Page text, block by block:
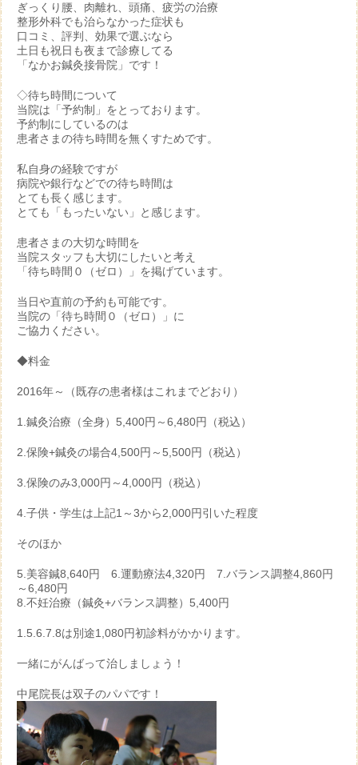
ぎっくり腰、肉離れ、頭痛、疲労の治療
整形外科でも治らなかった症状も
口コミ、評判、効果で選ぶなら
土日も祝日も夜まで診療してる
「なかお鍼灸接骨院」です！
◇待ち時間について
当院は「予約制」をとっております。
予約制にしているのは
患者さまの待ち時間を無くすためです。
私自身の経験ですが
病院や銀行などでの待ち時間は
とても長く感じます。
とても「もったいない」と感じます。
患者さまの大切な時間を
当院スタッフも大切にしたいと考え
「待ち時間０（ゼロ）」を掲げています。
当日や直前の予約も可能です。
当院の「待ち時間０（ゼロ）」に
ご協力ください。
◆料金
2016年～（既存の患者様はこれまでどおり）
1.鍼灸治療（全身）5,400円～6,480円（税込）
2.保険+鍼灸の場合4,500円～5,500円（税込）
3.保険のみ3,000円～4,000円（税込）
4.子供・学生は上記1～3から2,000円引いた程度
そのほか
5.美容鍼8,640円 6.運動療法4,320円 7.バランス調整4,860円
～6,480円
8.不妊治療（鍼灸+バランス調整）5,400円
1.5.6.7.8は別途1,080円初診料がかかります。
一緒にがんばって治しましょう！
中尾院長は双子のパパです！